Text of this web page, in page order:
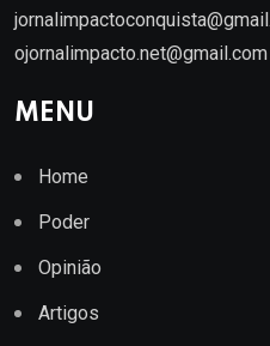
ojornalimpacto.net@gmail.com
MENU
Home
Poder
Opinião
Artigos